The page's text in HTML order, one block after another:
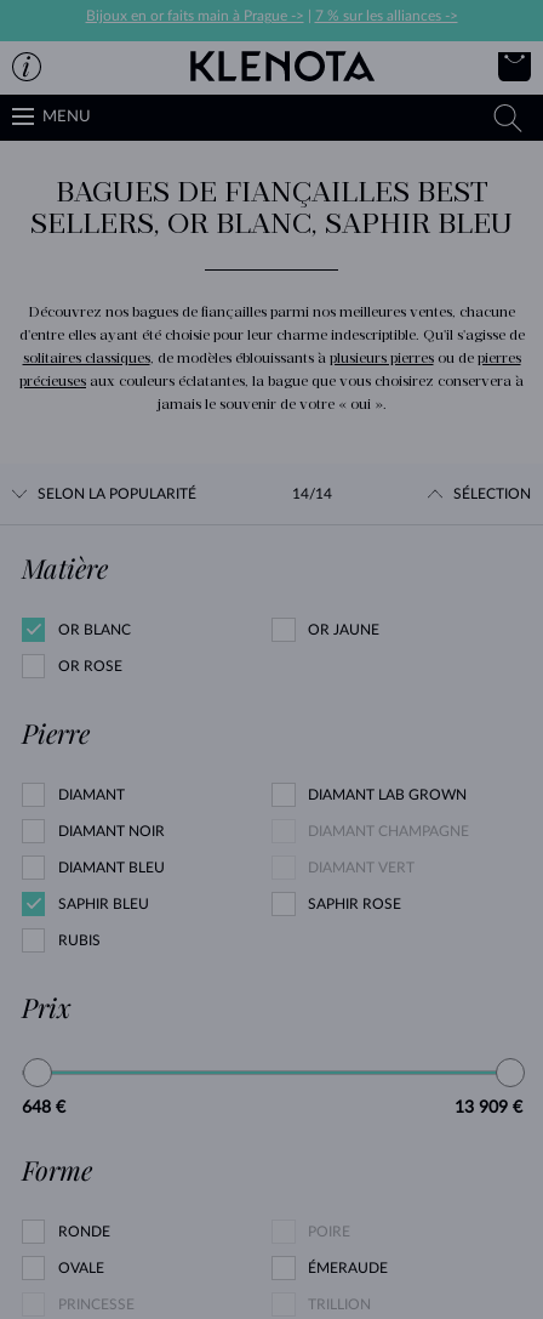
Bijoux en or faits main à Prague -> 7 % sur les alliances ->
MENU
BAGUES DE FIANÇAILLES BEST
SELLERS, OR BLANC, SAPHIR BLEU
Découvrez nos bagues de fiançailles parmi nos meilleures ventes, chacune
d'entre elles ayant été choisie pour leur charme indescriptible. Qu'il s'agisse de
solitaires classiques, de modèles éblouissants à plusieurs pierresou de pierres
précieuses aux couleurs éclatantes, la bague que vous choisirez conservera à
jamais le souvenir de votre « oui ».
SELON LA POPULARITÉ 14/14 SÉLECTION
Matière
OR BLANC OR JAUNE
OR ROSE
Pierre
DIAMANT DIAMANT LAB GROWN
DIAMANT NOIR DIAMANT CHAMPAGNE
DIAMANT BLEU DIAMANT VERT
SAPHIR BLEU SAPHIR ROSE
RUBIS
Prix
648 € 13 909 €
Forme
RONDE POIRE
OVALE ÉMERAUDE
PRINCESSE TRILLION